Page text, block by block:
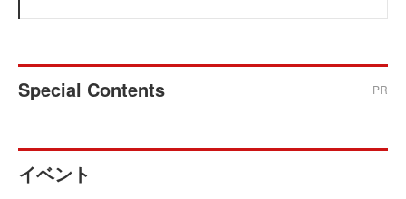
Special Contents PR
イベント